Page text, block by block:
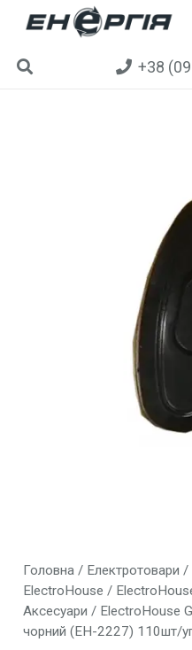
+38
Головна/ Електротовари /
ElectroHouse /
Аксесуари / ElectroHouse
чорний (EH-2227) 110шт/